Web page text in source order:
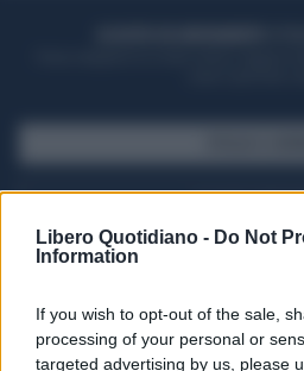
Libero Quotidiano - Do Not
Information
If you wish to opt-out of the sale,
processing of your personal or
targeted advertising by us, please